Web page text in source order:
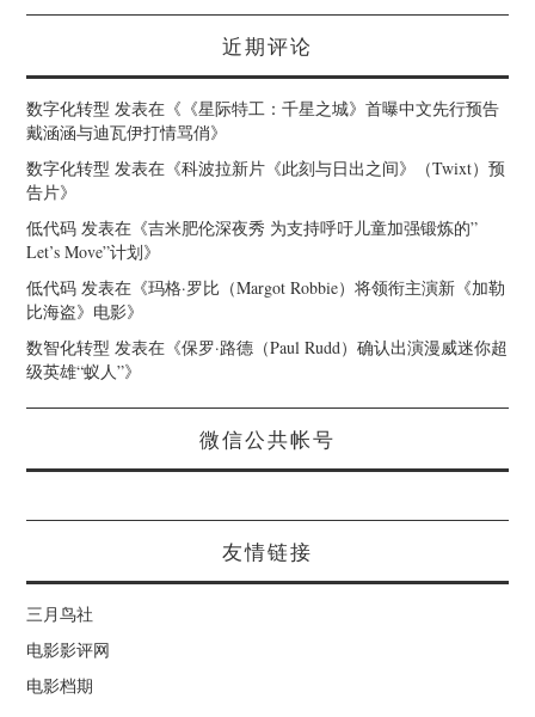
近期评论
数字化转型 发表在《 《星际特工：千星之城》首曝中文先行预告
戴涵涵与迪瓦伊打情骂俏》
数字化转型 发表在《科波拉新片《此刻与日出之间》（Twixt）预
告片》
低代码 发表在《吉米肥伦深夜秀 为支持呼吁儿童加强锻炼的”
Let’s Move”计划》
低代码 发表在《玛格·罗比（Margot Robbie）将领衔主演新《加勒
比海盗》电影》
数智化转型 发表在《保罗·路德（Paul Rudd）确认出演漫威迷你超
级英雄“蚁人”》
微信公共帐号
友情链接
三月鸟社
电影影评网
电影档期